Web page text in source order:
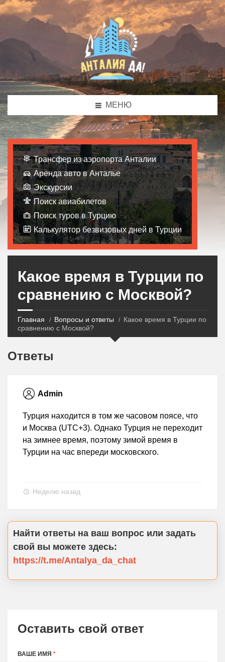
МЕНЮ
Трансфер из аэропорта Анталии
Аренда авто в Анталье
Экскурсии
Поиск авиабилетов
Поиск туров в Турцию
Калькулятор безвизовых дней в Турции
Какое время в Турции по
сравнению с Москвой?
Главная Вопросы и ответы
Какое время в Турции по
сравнению с Москвой?
Ответы
Admin
Турция находится в том же часовом поясе, что
и Москва (UTC+3). Однако Турция не переходит
на зимнее время, поэтому зимой время в
Турции на час впереди московского.
Неделю назад
Найти ответы на ваш вопрос или задать
свой вы можете здесь:
https://t.me/Antalya_da_chat
Оставить свой ответ
ВАШЕ ИМЯ *